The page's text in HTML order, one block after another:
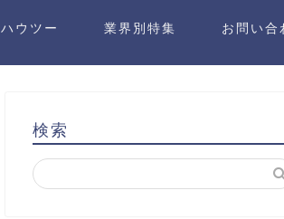
ハウツー 業界別特集 お問い合
検索